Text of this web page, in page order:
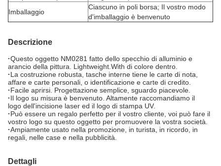
Imballaggio
Ciascuno in poli borsa; Il vostro modo
d'imballaggio è benvenuto
Descrizione
·Questo oggetto NM0281 fatto dello specchio di alluminio e
arancio della pittura. Lightweight.With di colore dentro.
·La costruzione robusta, tasche interne tiene le carte di nota,
affare e carte personali, o identificazione e carte di credito.
·Facile aprirsi. Progettazione semplice, sguardo piacevole.
·Il logo su misura è benvenuto. Altamente raccomandiamo il
logo dell'incisione laser ed il logo di stampa UV.
·Può essere un regalo perfetto per il vostro cliente, voi può fare il
vostro logo su questo oggetto per promuovere la vostra società.
·Ampiamente usato nella promozione, in turista, in ricordo, in
regali, nelle case e nella pubblicità.
Dettagli